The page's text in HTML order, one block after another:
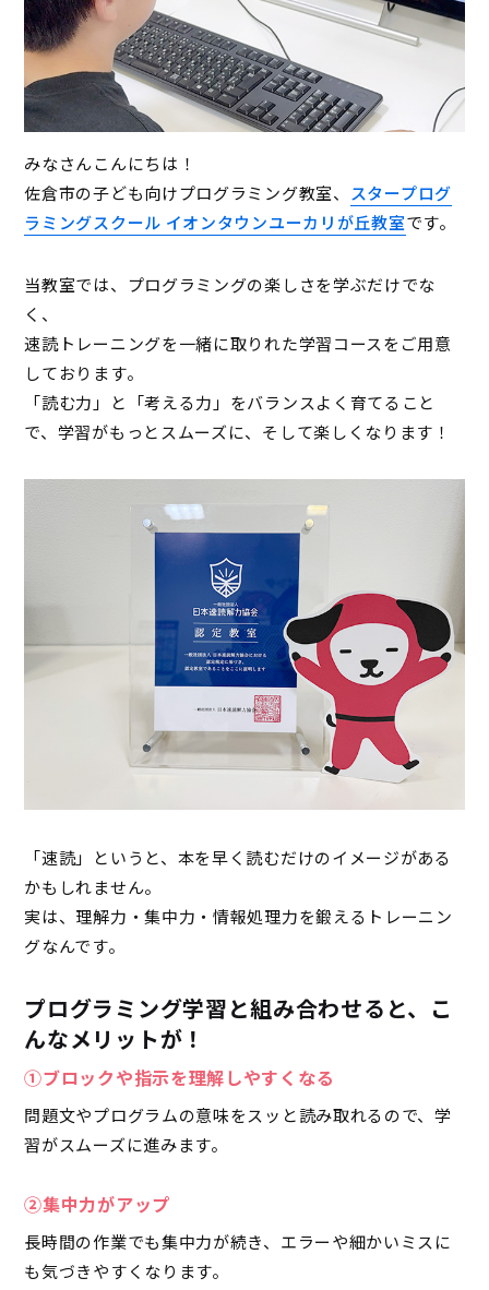
みなさんこんにちは！
佐倉市の子ども向けプログラミング教室、 スタープログ
ラミングスクール イオンタウンユーカリが丘教室です。
当教室では、プログラミングの楽しさを学ぶだけでな
く、
速読トレーニングを一緒に取りれた学習コースをご用意
しております。
「読む力」と「考える力」をバランスよく育てること
で、学習がもっとスムーズに、そして楽しくなります！
「速読」というと、本を早く読むだけのイメージがある
かもしれません。
実は、理解力・集中力・情報処理力を鍛えるトレーニン
グなんです。
プログラミング学習と組み合わせると、こ
んなメリットが！
①ブロックや指示を理解しやすくなる
問題文やプログラムの意味をスッと読み取れるので、学
習がスムーズに進みます。
➁集中力がアップ
長時間の作業でも集中力が続き、エラーや細かいミスに
も気づきやすくなります。